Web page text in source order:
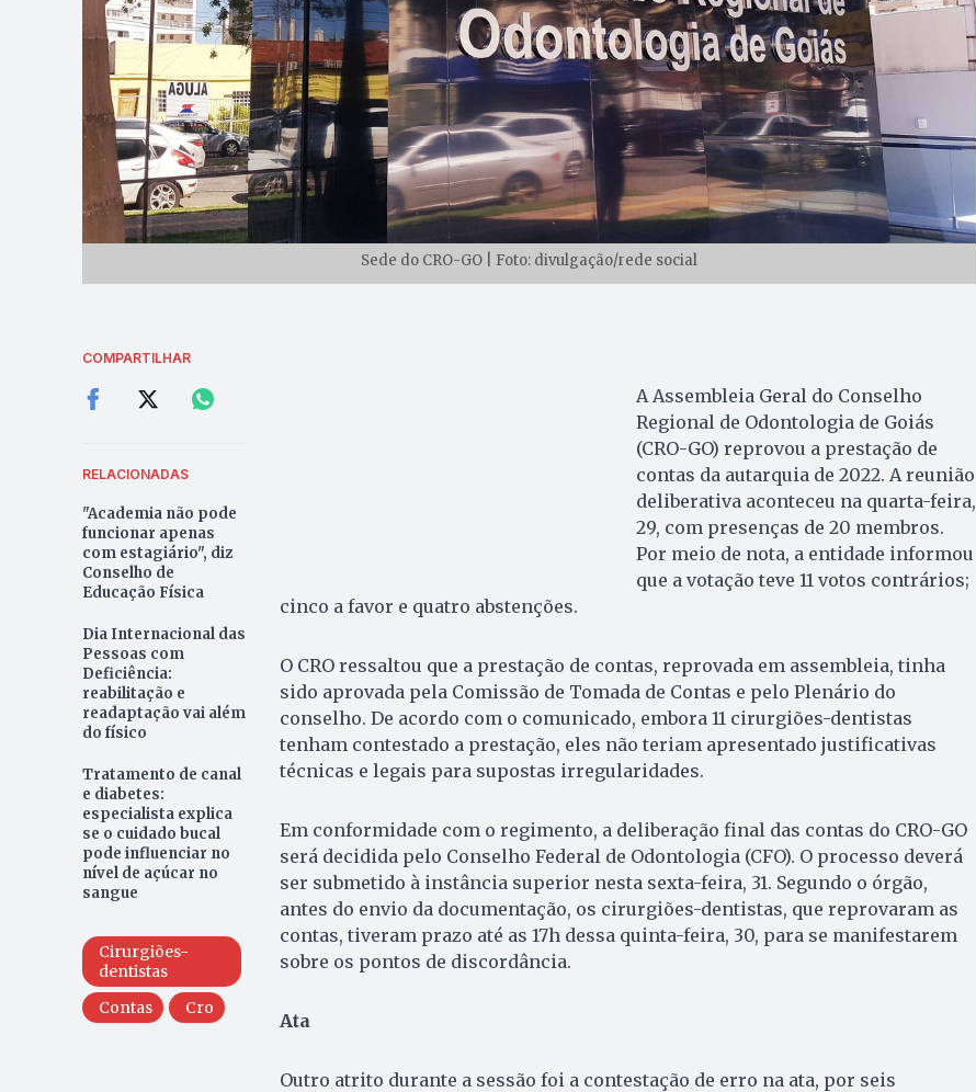
Sede do CRO-GO | Foto: divulgação/rede social
COMPARTILHAR
RELACIONADAS
"Academia não pode
funcionar apenas
com estagiário", diz
Conselho de
Educação Física
Dia Internacional das
Pessoas com
Deficiência:
reabilitação e
readaptação vai além
do físico
Tratamento de canal
e diabetes:
especialista explica
se o cuidado bucal
pode influenciar no
nível de açúcar no
sangue
Cirurgiões-
dentistas
Contas
Cro
A Assembleia Geral do Conselho
Regional de Odontologia de Goiás
(CRO-GO) reprovou a prestação de
contas da autarquia de 2022. A reunião
deliberativa aconteceu na quarta-feira,
29, com presenças de 20 membros.
Por meio de nota, a entidade informou
que a votação teve 11 votos contrários;
cinco a favor e quatro abstenções.
O CRO ressaltou que a prestação de contas, reprovada em assembleia, tinha
sido aprovada pela Comissão de Tomada de Contas e pelo Plenário do
conselho. De acordo com o comunicado, embora 11 cirurgiões-dentistas
tenham contestado a prestação, eles não teriam apresentado justificativas
técnicas e legais para supostas irregularidades.
Em conformidade com o regimento, a deliberação final das contas do CRO-GO
será decidida pelo Conselho Federal de Odontologia (CFO). O processo deverá
ser submetido à instância superior nesta sexta-feira, 31. Segundo o órgão,
antes do envio da documentação, os cirurgiões-dentistas, que reprovaram as
contas, tiveram prazo até as 17h dessa quinta-feira, 30, para se manifestarem
sobre os pontos de discordância.
Ata
Outro atrito durante a sessão foi a contestação de erro na ata, por seis